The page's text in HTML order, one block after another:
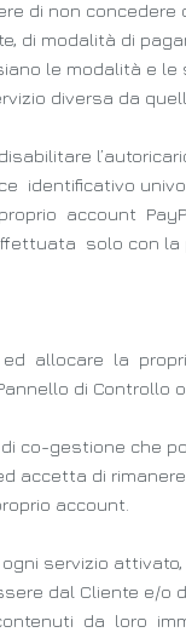
di non
di modalità di
le modalità e
diversa da
identificativo
account
solo con
ed allocare la
di Controllo
co-gestione
accetta di
account.
servizio
dal Cliente e/o
da loro